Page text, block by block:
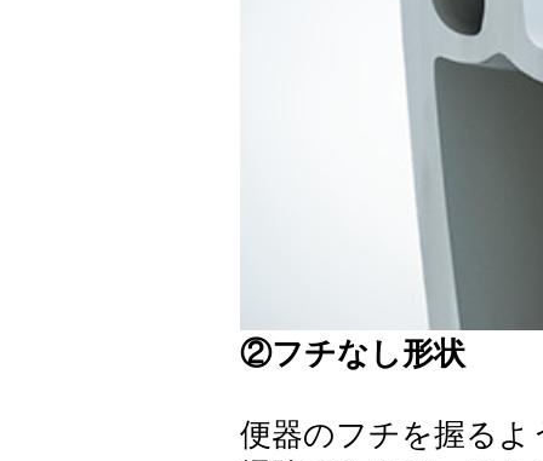
②フチなし形状
便器のフチを握る